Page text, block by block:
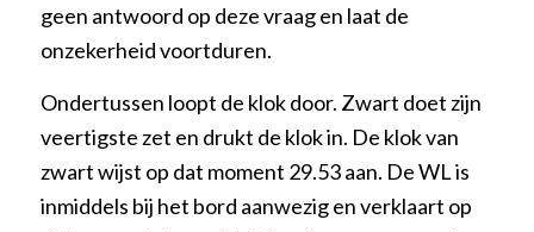
geen antwoord op deze vraag en laat de
onzekerheid voortduren.
Ondertussen loopt de klok door. Zwart doet zijn
veertigste zet en drukt de klok in. De klok van
zwart wijst op dat moment 29.53 aan. De WL is
inmiddels bij het bord aanwezig en verklaart op